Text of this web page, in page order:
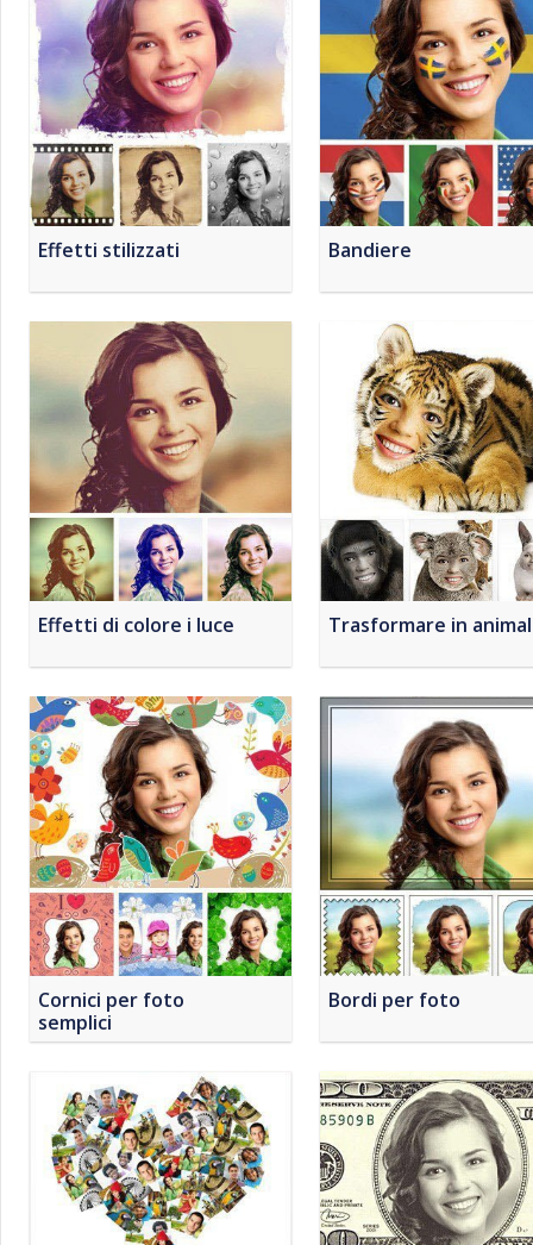
Effetti stilizzati Bandiere
Effetti di colore i luce Trasformare in
Cornici per foto
semplici
Bordi per foto